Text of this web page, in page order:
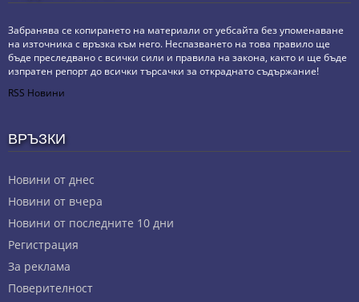
Забранява се копирането на материали от уебсайта без упоменаване
на източника с връзка към него. Неспазването на това правило ще
бъде преследвано с всички сили и правила на закона, както и ще бъде
изпратен репорт до всички търсачки за откраднато съдържание!
RSS Новини
ВРЪЗКИ
Новини от днес
Новини от вчера
Новини от последните 10 дни
Регистрация
За реклама
Πoвepитeлнocт